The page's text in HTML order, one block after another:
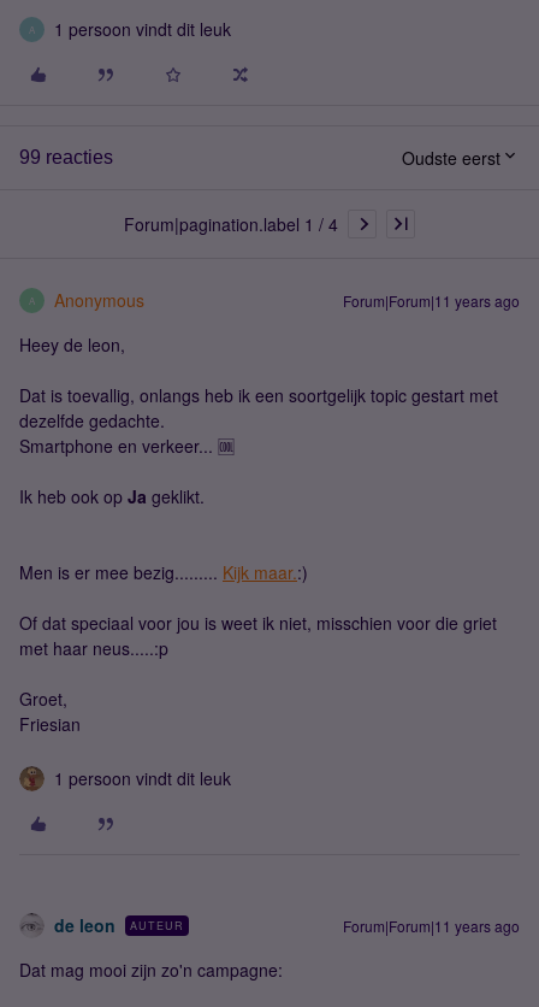
A 1 persoon vindt dit leuk
99 reacties Oudste eerst
Forum|pagination.label 1 / 4
A Anonymous Forum|Forum|11 years ago
Heey de leon,
Dat is toevallig, onlangs heb ik een soortgelijk topic gestart met
dezelfde gedachte.
Smartphone en verkeer... 🆒
Ik heb ook op Ja geklikt.
Men is er mee bezig......... Kijk maar.:)
Of dat speciaal voor jou is weet ik niet, misschien voor die griet
met haar neus.....:p
Groet,
Friesian
1 persoon vindt dit leuk
de leon AUTEUR Forum|Forum|11 years ago
Dat mag mooi zijn zo'n campagne: